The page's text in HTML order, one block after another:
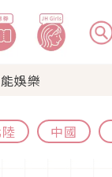
娛樂
中國